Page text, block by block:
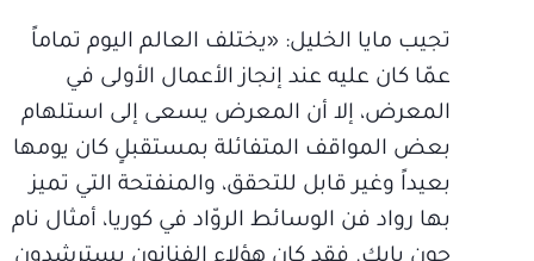
تجيب مايا الخليل: «يختلف العالم اليوم تماماً
عمّا كان عليه عند إنجاز الأعمال الأولى في
المعرض، إلا أن المعرض يسعى إلى استلهام
بعض المواقف المتفائلة بمستقبلٍ كان يومها
بعيداً وغير قابل للتحقق، والمنفتحة التي تميز
بها رواد فن الوسائط الروّاد في كوريا، أمثال نام